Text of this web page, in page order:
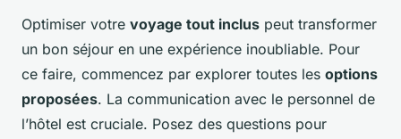
Optimiser votre voyage tout inclus peut transformer
un bon séjour en une expérience inoubliable. Pour
ce faire, commencez par explorer toutes les options
proposées. La communication avec le personnel de
l’hôtel est cruciale. Posez des questions pour